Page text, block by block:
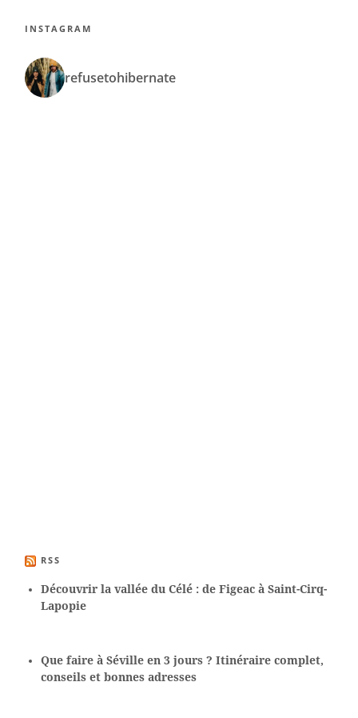
INSTAGRAM
refusetohibernate
RSS
Découvrir la vallée du Célé : de Figeac à Saint-Cirq-
Lapopie
Que faire à Séville en 3 jours ? Itinéraire complet,
conseils et bonnes adresses